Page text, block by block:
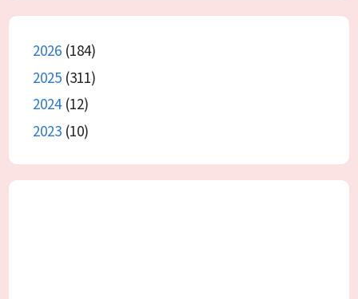
2026 (184)
2025 (311)
2024(12)
2023 (10)